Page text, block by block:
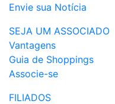
Envie sua Notícia
SEJA UM ASSOCIADO
Vantagens
Guia de Shoppings
Associe-se
FILIADOS